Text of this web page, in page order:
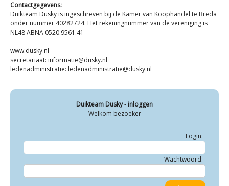
Contactgegevens:
Duikteam Dusky is ingeschreven bij de Kamer van Koophandel te Breda
onder nummer 40282724. Het rekeningnummer van de vereniging is
NL48 ABNA 0520.9561.41
www.dusky.nl
secretariaat: informatie@dusky.nl
ledenadministratie: ledenadministratie@dusky.nl
Duikteam Dusky - inloggen
Welkom bezoeker
Login:
Wachtwoord: